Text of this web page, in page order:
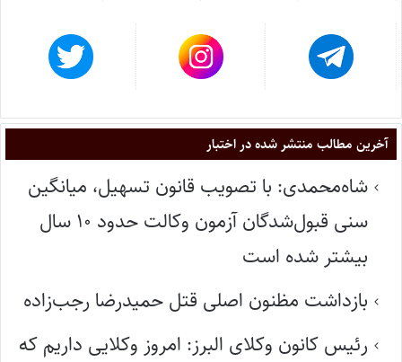
آخرین مطالب منتشر شده در اختبار
شاه‌محمدی: با تصویب قانون تسهیل، میانگین
سنی قبول‌شدگان آزمون وکالت حدود ۱۰ سال
بیشتر شده است
بازداشت مظنون اصلی قتل حمیدرضا رجب‌زاده
رئیس کانون وکلای البرز: امروز وکلایی داریم که